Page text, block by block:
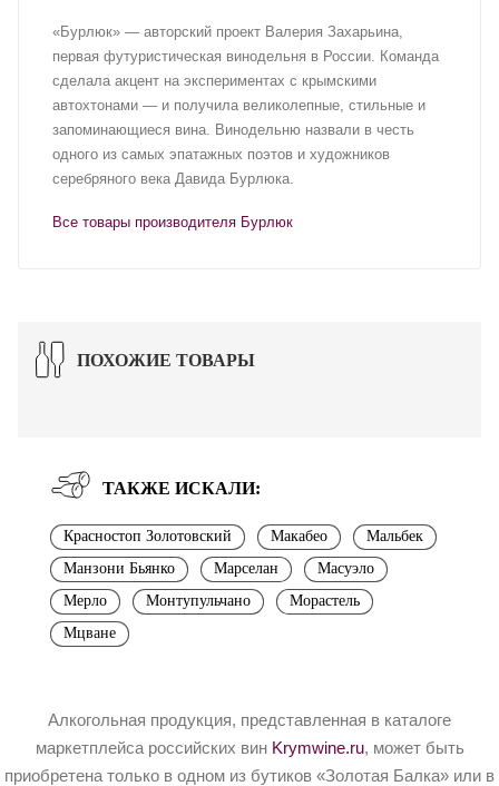
«Бурлюк» — авторский проект Валерия Захарьина,
первая футуристическая винодельня в России. Команда
сделала акцент на экспериментах с крымскими
автохтонами — и получила великолепные, стильные и
запоминающиеся вина. Винодельню назвали в честь
одного из самых эпатажных поэтов и художников
серебряного века Давида Бурлюка.
Все товары производителя Бурлюк
ПОХОЖИЕ ТОВАРЫ
ТАКЖЕ ИСКАЛИ:
Красностоп Золотовский Макабео
Мальбек
Манзони Бьянко
Марселан
Масуэло
Мерло
Монтупульчано
Морастель
Мцване
Алкогольная продукция, представленная в каталоге
маркетплейса российских вин Krymwine.ru, может быть
приобретена только в одном из бутиков «Золотая Балка» или в